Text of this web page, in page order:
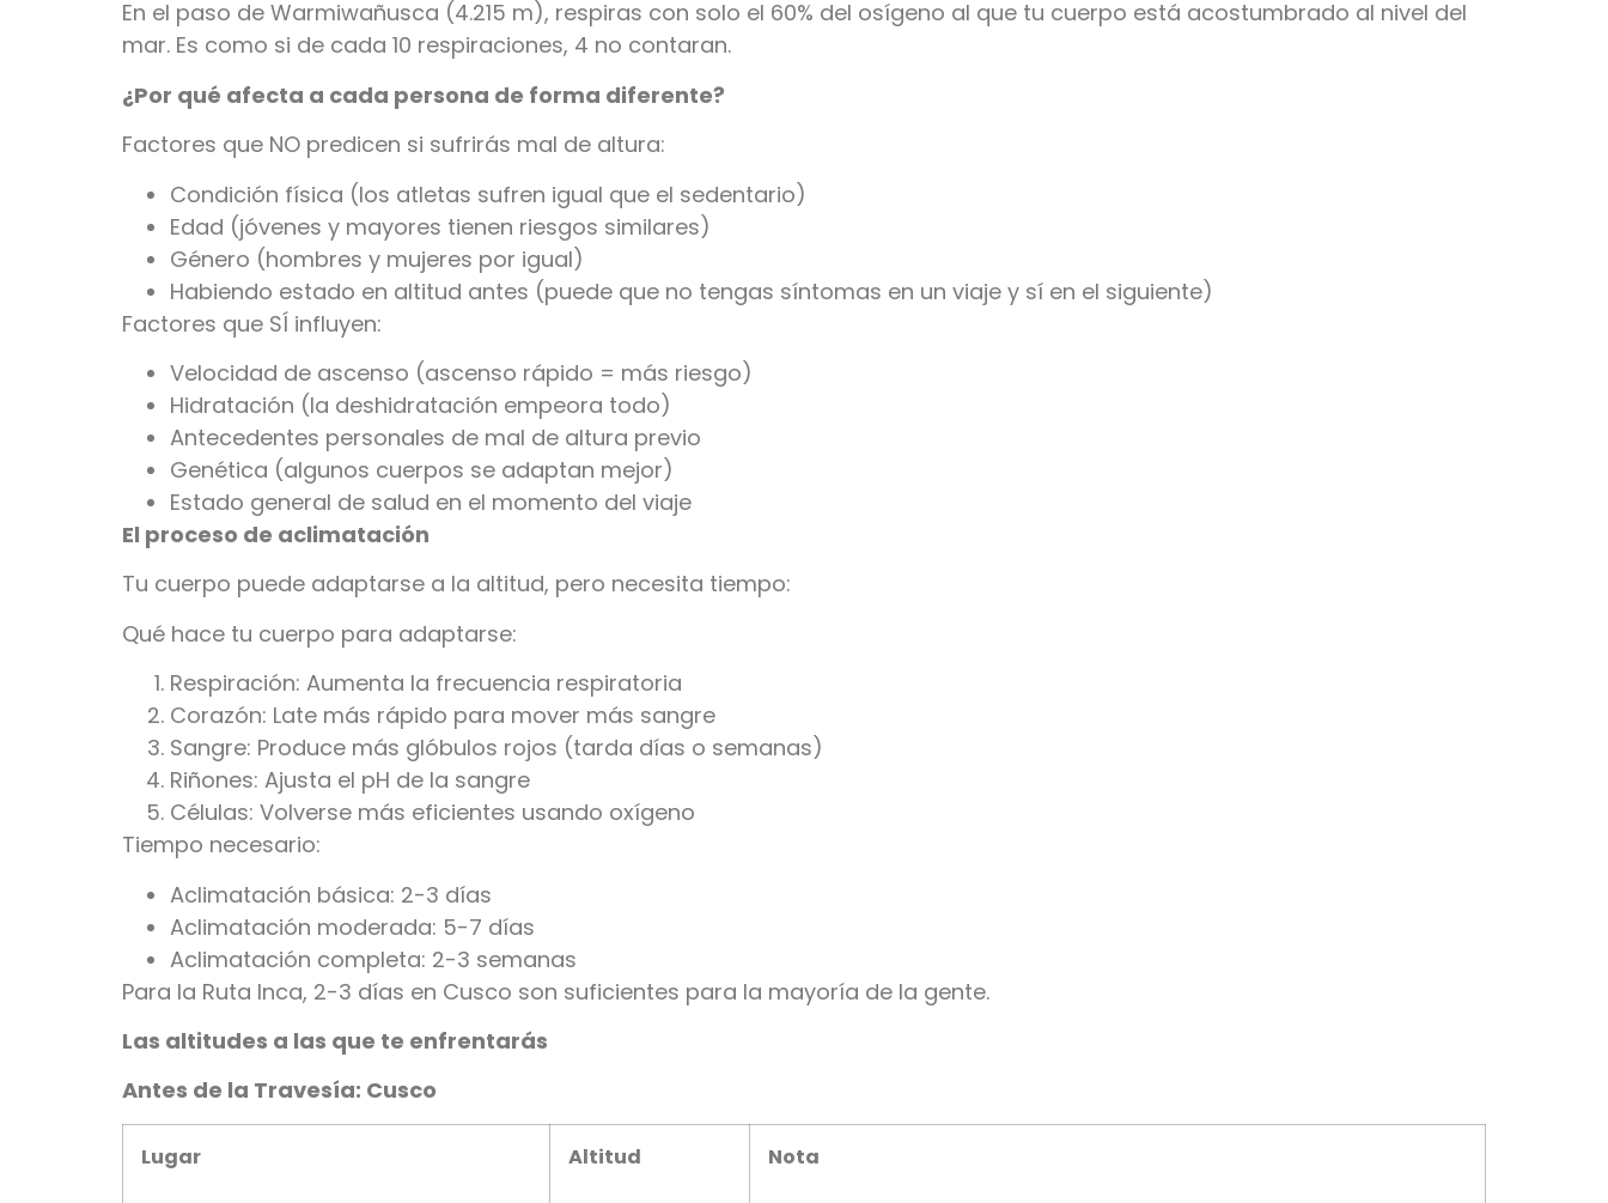
En el paso de Warmiwañusca (4.215 m), respiras con solo el 60% del osígeno al que tu cuerpo está acostumbrado al nivel del
mar. Es como si de cada 10 respiraciones, 4 no contaran.
¿Por qué afecta a cada persona de forma diferente?
Factores que NO predicen si sufrirás mal de altura:
Condición física (los atletas sufren igual que el sedentario)
Edad (jóvenes y mayores tienen riesgos similares)
Género (hombres y mujeres por igual)
Habiendo estado en altitud antes (puede que no tengas síntomas en un viaje y sí en el siguiente)
Factores que SÍ influyen:
Velocidad de ascenso (ascenso rápido = más riesgo)
Hidratación (la deshidratación empeora todo)
Antecedentes personales de mal de altura previo
Genética (algunos cuerpos se adaptan mejor)
Estado general de salud en el momento del viaje
El proceso de aclimatación
Tu cuerpo puede adaptarse a la altitud, pero necesita tiempo:
Qué hace tu cuerpo para adaptarse:
Respiración: Aumenta la frecuencia respiratoria
Corazón: Late más rápido para mover más sangre
Sangre: Produce más glóbulos rojos (tarda días o semanas)
Riñones: Ajusta el pH de la sangre
Células: Volverse más eficientes usando oxígeno
Tiempo necesario:
Aclimatación básica: 2-3 días
Aclimatación moderada: 5-7 días
Aclimatación completa: 2-3 semanas
Para la Ruta Inca, 2-3 días en Cusco son suficientes para la mayoría de la gente.
Las altitudes a las que te enfrentarás
Antes de la Travesía: Cusco
Lugar Altitud Nota